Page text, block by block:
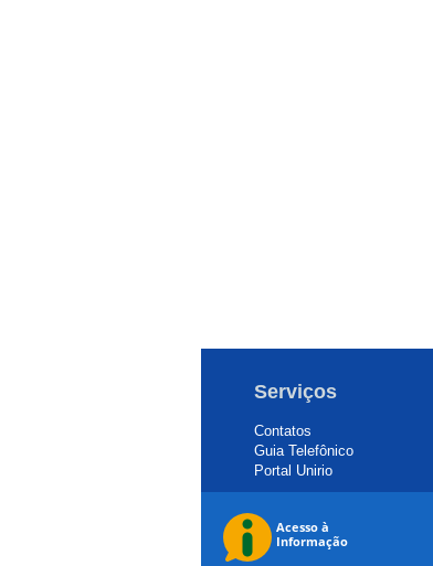
Serviços
Contatos
Guia Telefônico
Portal Unirio